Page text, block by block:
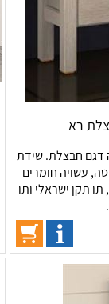
רא
דגם חבצלת. שידת
עשויה חומרים
תקן ישראלי ותו